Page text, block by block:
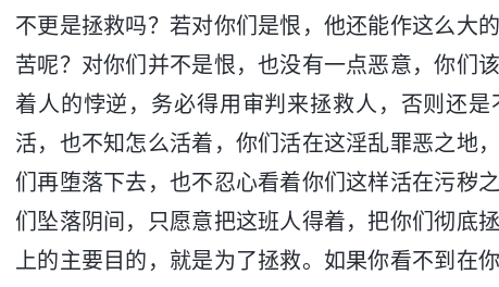
不更是拯救吗？若对你们是恨，他还能作这么大
苦呢？对你们并不是恨，也没有一点恶意，你们
着人的悖逆，务必得用审判来拯救人，否则还
活，也不知怎么活着，你们活在这淫乱罪恶之地
们再堕落下去，也不忍心看着你们这样活在污秽
们坠落阴间，只愿意把这班人得着，把你们彻底
上的主要目的，就是为了拯救。如果你看不到在